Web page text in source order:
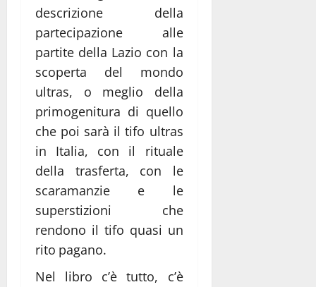
descrizione della
partecipazione alle
partite della Lazio con la
scoperta del mondo
ultras, o meglio della
primogenitura di quello
che poi sarà il tifo ultras
in Italia, con il rituale
della trasferta, con le
scaramanzie e le
superstizioni che
rendono il tifo quasi un
rito pagano.
Nel libro c’è tutto, c’è